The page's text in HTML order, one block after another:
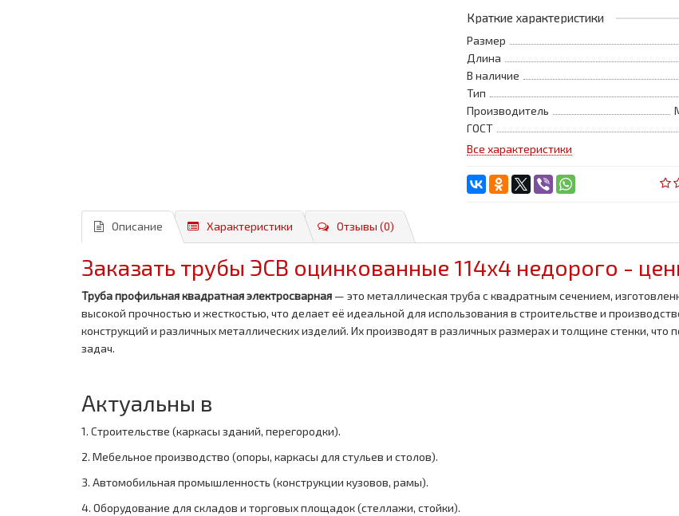
Краткие характеристики
Размер
Длина
В наличие
Тип
Производитель
ГОСТ
Все характеристики
Описание Характеристики Отзывы (0)
Заказать трубы ЭСВ оцинкованные 114x4 недорого -
Труба профильная квадратная электросварная — это металлическая труба с квадратным сечением,
высокой прочностью и жесткостью, что делает её идеальной для использования в строительстве и
конструкций и различных металлических изделий. Их производят в различных размерах и толщине стенки,
задач.
Актуальны в
1. Строительстве (каркасы зданий, перегородки).
2. Мебельное производство (опоры, каркасы для стульев и столов).
3. Автомобильная промышленность (конструкции кузовов, рамы).
4. Оборудование для складов и торговых площадок (стеллажи, стойки).